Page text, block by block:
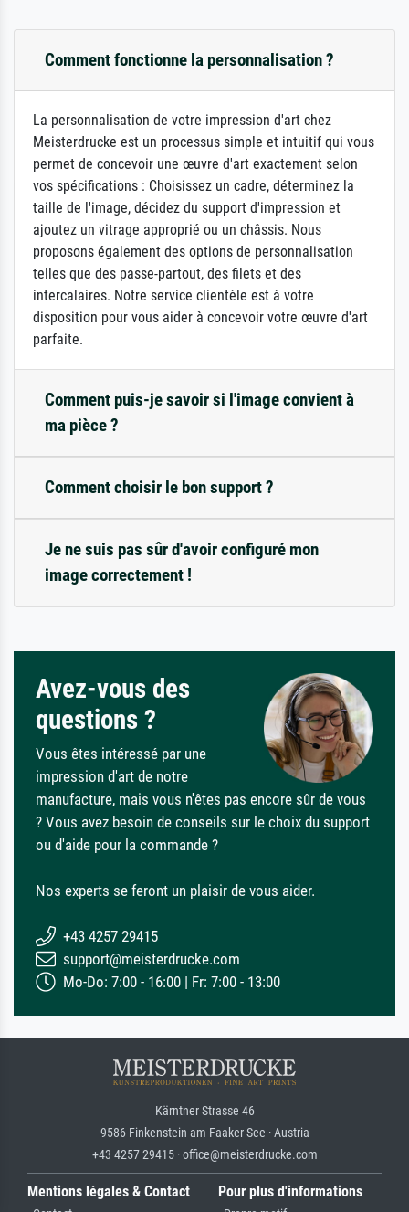
Comment fonctionne la personnalisation ?
La personnalisation de votre impression d'art chez
Meisterdrucke est un processus simple et intuitif qui vous
permet de concevoir une œuvre d'art exactement selon
vos spécifications : Choisissez un cadre, déterminez la
taille de l'image, décidez du support d'impression et
ajoutez un vitrage approprié ou un châssis. Nous
proposons également des options de personnalisation
telles que des passe-partout, des filets et des
intercalaires. Notre service clientèle est à votre
disposition pour vous aider à concevoir votre œuvre d'art
parfaite.
Comment puis-je savoir si l'image convient à
ma pièce ?
Comment choisir le bon support ?
Je ne suis pas sûr d'avoir configuré mon
image correctement !
Avez-vous des
questions ?
Vous êtes intéressé par une
impression d'art de notre
manufacture, mais vous n'êtes pas encore sûr de vous
? Vous avez besoin de conseils sur le choix du support
ou d'aide pour la commande ?
Nos experts se feront un plaisir de vous aider.
+43 4257 29415
support@meisterdrucke.com
Mo-Do: 7:00 - 16:00 | Fr: 7:00 - 13:00
Kärntner Strasse 46
9586 Finkenstein am Faaker See · Austria
+43 4257 29415 · office@meisterdrucke.com
Mentions légales & Contact Pour plus d'informations